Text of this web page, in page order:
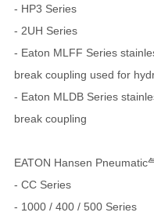
- HP3 Series
- 2UH Series
- Eaton MLFF Series
break coupling used for
- Eaton MLDB Series
break coupling
EATON Hansen Pneumatic
- CC Series
- 1000 / 400 / 500 Series